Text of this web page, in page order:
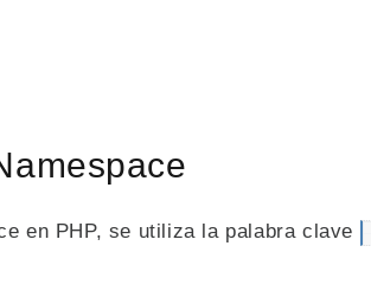
en PHP, se utiliza la palabra clave